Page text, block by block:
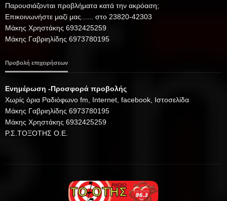
Παρουσιάζονται προβλήματα κατά την ακρόαση;
Επικοινωνήστε μαζί μας...... στο 23820-42303
Μάκης Χρηστάκης 6932425259
Μάκης Γαβριηλίδης 6973780195
Προβολή επιχειρήσεων
Ενημέρωση -Προσφορά προβολής
Xωρίς όρια Ραδιόφωνο fm, Internet, facebook, Ιστοσελίδα
Μάκης Γαβριηλίδης 6973780195
Μάκης Χρηστάκης 6932425259
Ρ.Σ.ΤΟΞΟΤΗΣ Ο.Ε.